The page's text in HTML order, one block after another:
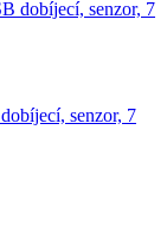
senzor, 7